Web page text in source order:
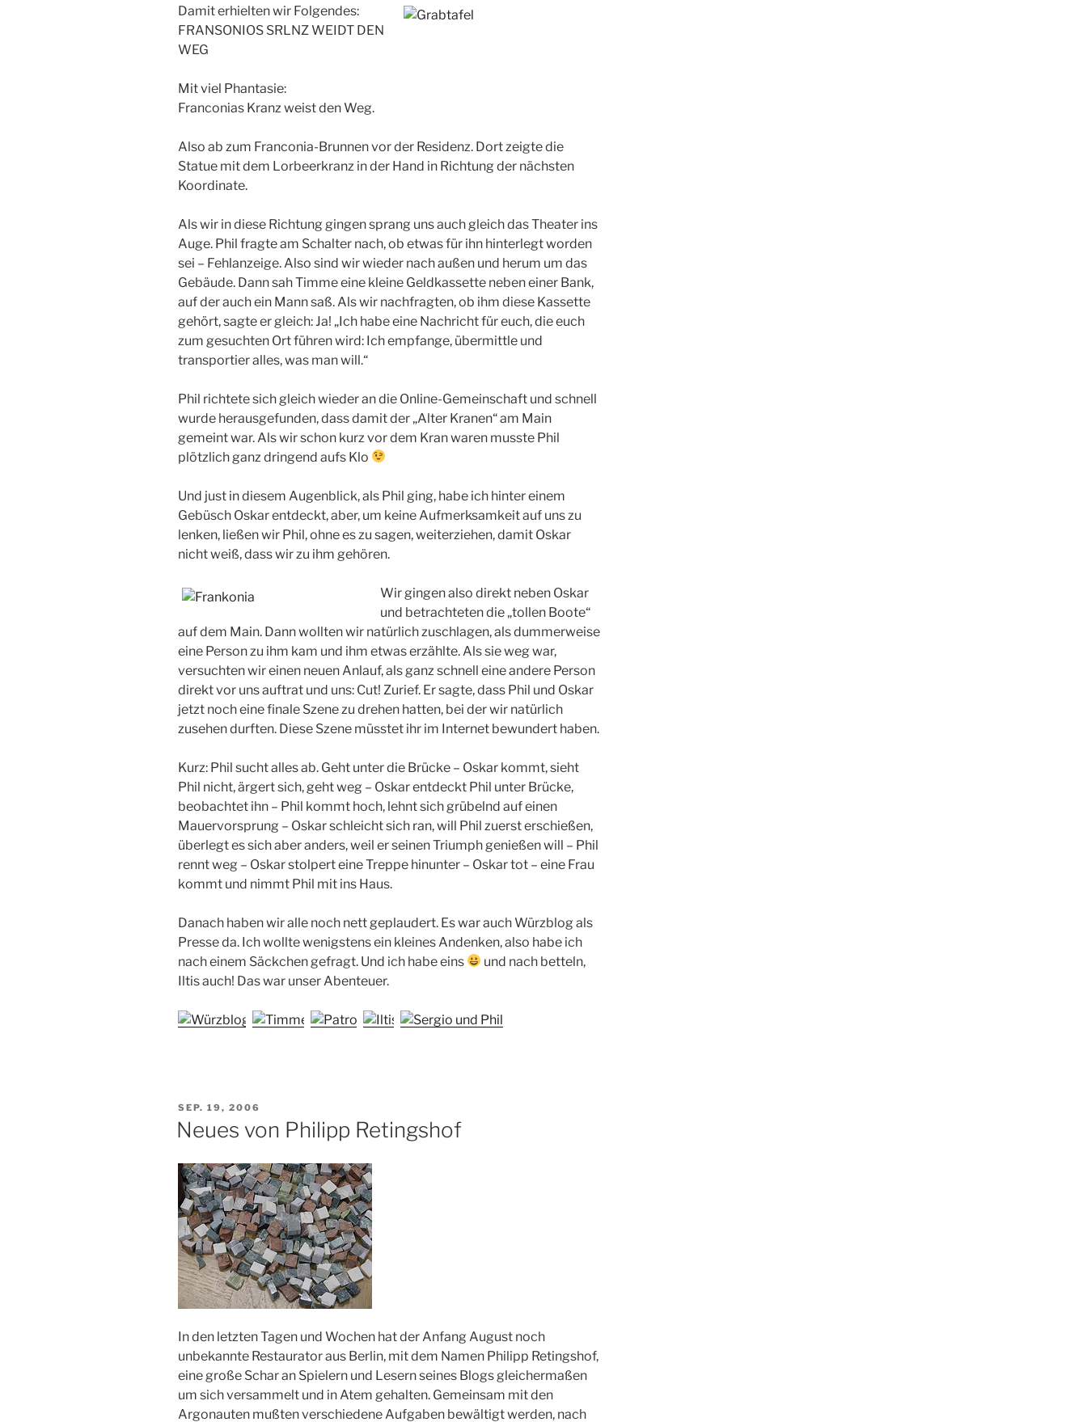
Damit erhielten wir Folgendes:
FRANSONIOS SRLNZ WEIDT DEN
WEG
Mit viel Phantasie:
Franconias Kranz weist den Weg.
Also ab zum Franconia-Brunnen vor der Residenz. Dort zeigte die
Statue mit dem Lorbeerkranz in der Hand in Richtung der nächsten
Koordinate.
Als wir in diese Richtung gingen sprang uns auch gleich das Theater ins
Auge. Phil fragte am Schalter nach, ob etwas für ihn hinterlegt worden
sei – Fehlanzeige. Also sind wir wieder nach außen und herum um das
Gebäude. Dann sah Timme eine kleine Geldkassette neben einer Bank,
auf der auch ein Mann saß. Als wir nachfragten, ob ihm diese Kassette
gehört, sagte er gleich: Ja! „Ich habe eine Nachricht für euch, die euch
zum gesuchten Ort führen wird: Ich empfange, übermittle und
transportier alles, was man will.“
Phil richtete sich gleich wieder an die Online-Gemeinschaft und schnell
wurde herausgefunden, dass damit der „Alter Kranen“ am Main
gemeint war. Als wir schon kurz vor dem Kran waren musste Phil
plötzlich ganz dringend aufs Klo
Und just in diesem Augenblick, als Phil ging, habe ich hinter einem
Gebüsch Oskar entdeckt, aber, um keine Aufmerksamkeit auf uns zu
lenken, ließen wir Phil, ohne es zu sagen, weiterziehen, damit Oskar
nicht weiß, dass wir zu ihm gehören.
Wir gingen also direkt neben Oskar
und betrachteten die „tollen Boote“
auf dem Main. Dann wollten wir natürlich zuschlagen, als dummerweise
eine Person zu ihm kam und ihm etwas erzählte. Als sie weg war,
versuchten wir einen neuen Anlauf, als ganz schnell eine andere Person
direkt vor uns auftrat und uns: Cut! Zurief. Er sagte, dass Phil und Oskar
jetzt noch eine finale Szene zu drehen hatten, bei der wir natürlich
zusehen durften. Diese Szene müsstet ihr im Internet bewundert haben.
Kurz: Phil sucht alles ab. Geht unter die Brücke – Oskar kommt, sieht
Phil nicht, ärgert sich, geht weg – Oskar entdeckt Phil unter Brücke,
beobachtet ihn – Phil kommt hoch, lehnt sich grübelnd auf einen
Mauervorsprung – Oskar schleicht sich ran, will Phil zuerst erschießen,
überlegt es sich aber anders, weil er seinen Triumph genießen will – Phil
rennt weg – Oskar stolpert eine Treppe hinunter – Oskar tot – eine Frau
kommt und nimmt Phil mit ins Haus.
Danach haben wir alle noch nett geplaudert. Es war auch Würzblog als
Presse da. Ich wollte wenigstens ein kleines Andenken, also habe ich
nach einem Säckchen gefragt. Und ich habe eins
und nach betteln,
Iltis auch! Das war unser Abenteuer.
VERÖFFENTLICHT
AM
SEP. 19, 2006
Neues von Philipp Retingshof
In den letzten Tagen und Wochen hat der Anfang August noch
unbekannte Restaurator aus Berlin, mit dem Namen Philipp Retingshof,
eine große Schar an Spielern und Lesern seines Blogs gleichermaßen
um sich versammelt und in Atem gehalten. Gemeinsam mit den
Argonauten mußten verschiedene Aufgaben bewältigt werden, nach